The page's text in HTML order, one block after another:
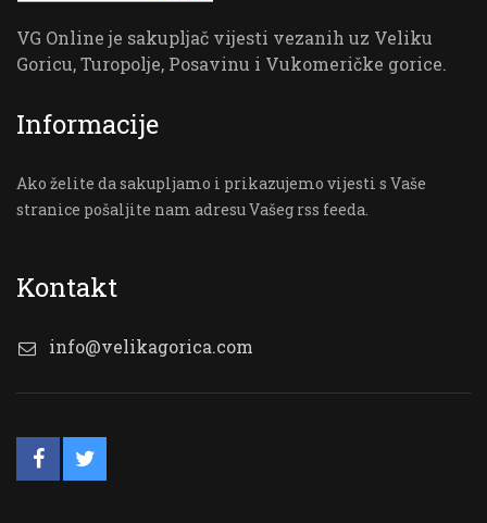
VG Online je sakupljač vijesti vezanih uz Veliku
Goricu, Turopolje, Posavinu i Vukomeričke gorice.
Informacije
Ako želite da sakupljamo i prikazujemo vijesti s Vaše
stranice pošaljite nam adresu Vašeg rss feeda.
Kontakt
info@velikagorica.com